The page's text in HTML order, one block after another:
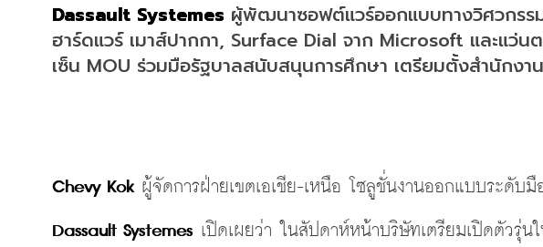
Dassault Systemes ผู้พัฒนาซอฟต์แวร์ออกแบบทางวิศวกรร
ฮาร์ดแวร์ เมาส์ปากกา, Surface Dial จาก Microsoft และแว่
เซ็น MOU ร่วมมือรัฐบาลสนับสนุนการศึกษา เตรียมตั้งสำนักงา
Chevy Kok
Dassault Systemes เปิดเผยว่า ในสัปดาห์หน้าบริษัทเตรียมเปิดตัวรุ่น